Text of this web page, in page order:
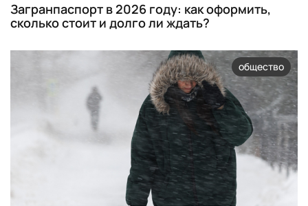
Загранпаспорт в 2026 году: как оформить,
сколько стоит и долго ли ждать?
общество